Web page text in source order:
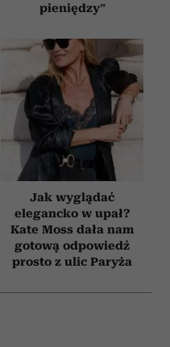
pieniędzy”
Jak wyglądać
elegancko w upał?
Kate Moss dała nam
gotową odpowiedź
prosto z ulic Paryża